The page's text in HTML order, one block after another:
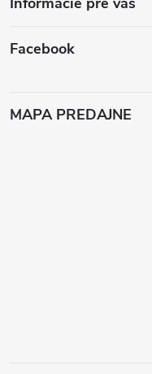
Facebook
MAPA PREDAJNE